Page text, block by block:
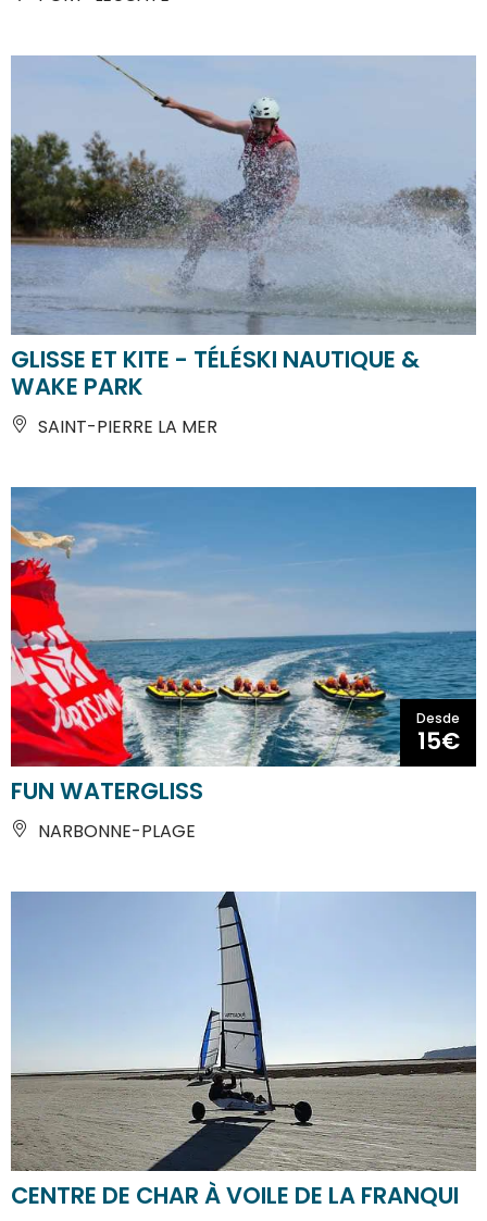
GLISSE ET KITE - TÉLÉSKI NAUTIQUE &
WAKE PARK
SAINT-PIERRE LA MER
Desde
15€
FUN WATERGLISS
NARBONNE-PLAGE
CENTRE DE CHAR À VOILE DE LA FRANQUI